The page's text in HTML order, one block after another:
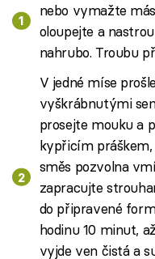
nebo vymažte
oloupejte a
nahrubo. Troubu
V jedné míse
vyškrábnutými
prosejte mouku a
kypřicím práškem,
směs pozvolna
zapracujte
do připravené
hodinu 10 minut,
vyjde ven čistá a